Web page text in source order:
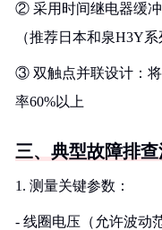
② 采用时间继电器缓冲
（推荐日本和泉H3Y系
③ 双触点并联设计：
率60%以上
三、典型故障排查
1. 测量关键参数：
- 线圈电压（允许波动